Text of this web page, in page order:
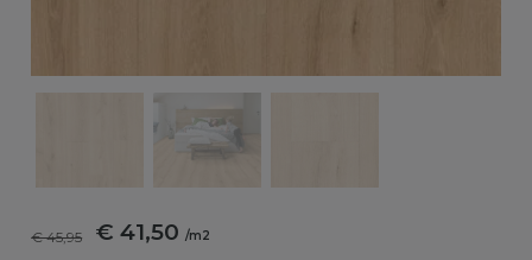
€ 45,95 € 41,50/m2